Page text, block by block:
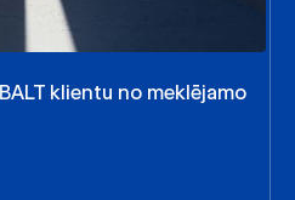
klientu no meklējamo